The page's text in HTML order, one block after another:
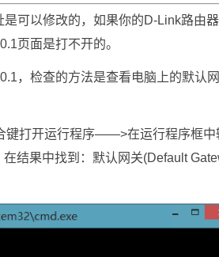
可以修改的，如果你的D-Link路由
页面是打不开的。
，检查的方法是查看电脑上的默认
键打开运行程序——>在运行程序框中
在结果中找到：默认网关(Default